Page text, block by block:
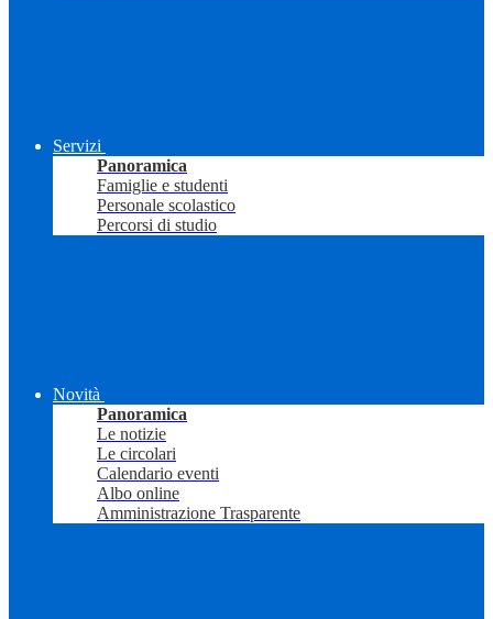
Servizi
Panoramica
Famiglie e studenti
Personale scolastico
Percorsi di studio
Novità
Panoramica
Le notizie
Le circolari
Calendario eventi
Albo online
Amministrazione Trasparente